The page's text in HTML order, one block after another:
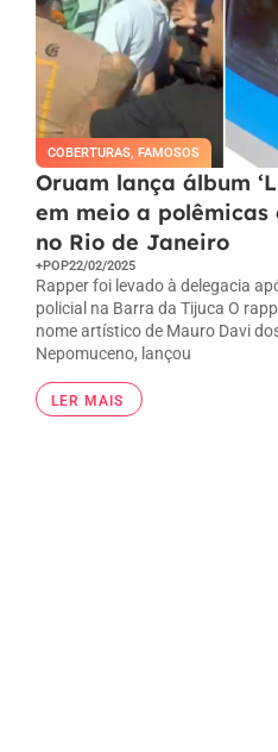
COBERTURAS, FAMOSOS
Oruam lança álbum
em meio a polêmicas
no Rio de Janeiro
+POP22/02/2025
Rapper foi levado à delegacia
policial na Barra da Tijuca O
nome artístico de Mauro Davi
Nepomuceno, lançou
LER MAIS